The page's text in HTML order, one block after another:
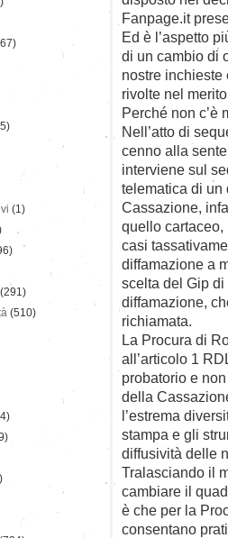
Fanpage.it
Ed è l’aspetto
di un cambio di
nostre
rivolte nel
Perché non c’è
Nell’atto di
cenno alla
interviene sul
telematica di un
Cassazione,
quello cartaceo,
casi
diffamazione a
scelta del Gip di
diffamazione,
richiamata.
La Procura di
all’articolo 1
probatorio e
della
l’estrema
stampa e gli
diffusività delle
Tralasciando il
cambiare il
è che per la
consentano
(1)
(291)
(510)